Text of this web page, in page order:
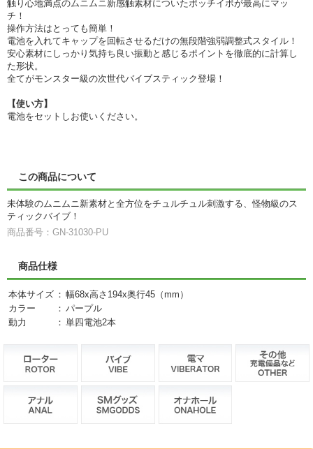
触り心地満点のムニムニ新感触素材についたポッチイボが最高にマッ
チ！
操作方法はとっても簡単！
電池を入れてキャップを回転させるだけの無段階強弱調整式スタイル！
安心素材にしっかり気持ち良い振動と感じるポイントを徹底的に計算し
た形状。
全てがモンスター級の次世代バイブスティック登場！
【使い方】
電池をセットしお使いください。
この商品について
未体験のムニムニ新素材と全方位をチュルチュル刺激する、怪物級のス
ティックバイブ！
商品番号：GN-31030-PU
商品仕様
本体サイズ ： 幅68x高さ194x奥行45（mm）
カラー
： パープル
動力
： 単四電池2本